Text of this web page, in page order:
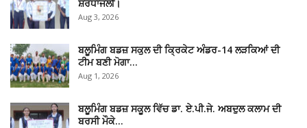
ਸ਼ਰਧਾਂਜਲੀ।
Aug 3, 2026
ਬਲੂਮਿੰਗ ਬਡਜ਼ ਸਕੁਲ ਦੀ ਕ੍ਰਿਕੇਟ ਅੰਡਰ-14 ਲੜਕਿਆਂ ਦੀ
ਟੀਮ ਬਣੀ ਮੋਗਾ…
Aug 1, 2026
ਬਲੂਮਿੰਗ ਬਡਜ਼ ਸਕੂਲ ਵਿੱਚ ਡਾ. ਏ.ਪੀ.ਜੇ. ਅਬਦੁਲ ਕਲਾਮ ਦੀ
ਬਰਸੀ ਮੌਕੇ…